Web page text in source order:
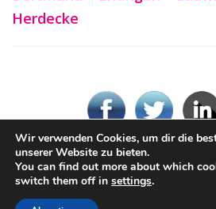
Herdecke
©
Wir verwenden Cookies, um dir die
unserer Website zu bieten.
You can find out more about which
switch them off in settings.